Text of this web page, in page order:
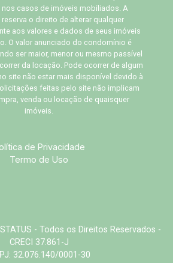
nos casos de imóveis mobiliados. A
o direito de alterar qualquer
aos valores e dados de seus imóveis
O valor anunciado do condomínio é
ser maior, menor ou mesmo passível
da locação. Pode ocorrer de algum
site não estar mais disponível devido à
feitas pelo site não implicam
venda ou locação de quaisquer
imóveis.
de Privacidade
Termo de Uso
- Todos os Direitos Reservados -
CRECI 37.861-J
32.076.140/0001-30